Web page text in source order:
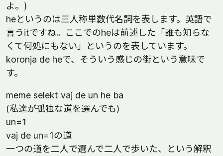
よ。)
heというのは三人称単数代名詞を表します。英語で
言うitですね。ここでのheは前述した「誰も知らな
くて何処にもない」というのを表しています。
koronja de heで、そういう感じの街という意味で
す。
meme selekt vaj de un he ba
(私達が孤独な道を選んでも)
un=1
vaj de un=1の道
一つの道を二人で選んで二人で歩いた、という解釈